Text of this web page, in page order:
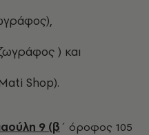
) και
Shop).
9 (β ´ όροφος 105